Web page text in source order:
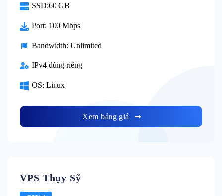
SSD:60 GB
Port: 100 Mbps
Bandwidth: Unlimited
IPv4 dùng riêng
OS: Linux
Xem bảng giá
VPS Thụy Sỹ